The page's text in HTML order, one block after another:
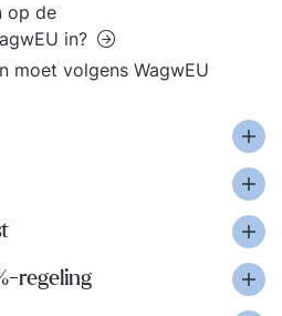
op de
in?
moet volgens WagwEU
regeling